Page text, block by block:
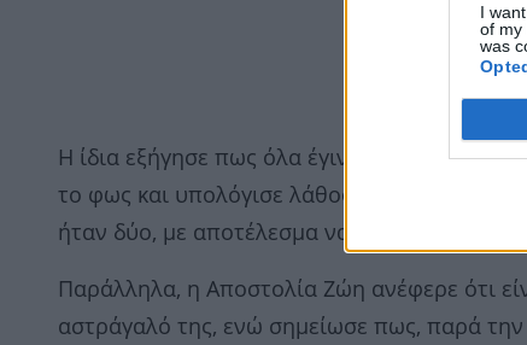
I
of my
was
Η ίδια εξήγησε πως όλα έγιναν όταν
το φως και υπολόγισε λάθος τα σκαλιά,
ήταν δύο, με αποτέλεσμα να πατήσει άτσαλα
Παράλληλα, η Αποστολία Ζώη ανέφερε ότι
αστράγαλό της, ενώ σημείωσε πως, παρά την